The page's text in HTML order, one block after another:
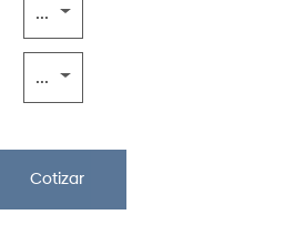
...
...
Cotizar